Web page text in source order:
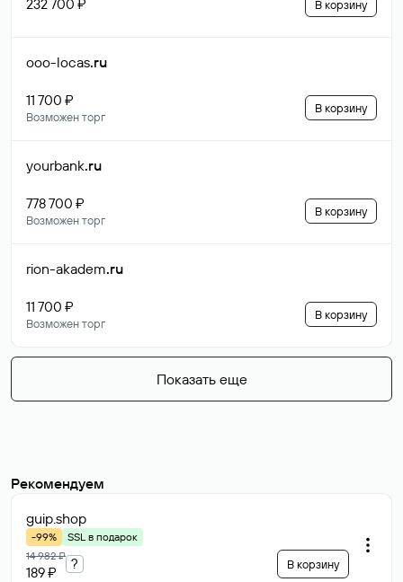
232 700 ₽ В корзину
ooo-locas.ru
11 700 ₽
Возможен торг
В корзину
yourbank.ru
778 700 ₽
Возможен торг
В корзину
rion-akadem.ru
11 700 ₽
Возможен торг
В корзину
Показать еще
Рекомендуем
guip.shop
-99%
SSL в подарок
14 982 ₽
189 ₽
? В корзину